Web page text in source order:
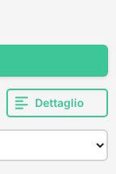
Dettaglio